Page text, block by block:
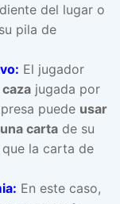
del lugar o
pila de
El jugador
jugada por
puede usar
cartade su
la carta de
En este caso,